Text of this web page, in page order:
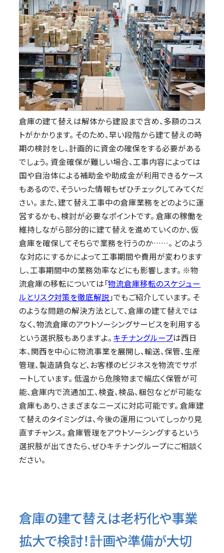
倉庫の建て替えは解体から建設まで含め、多額のコス
トがかかります。 そのため、早い段階から建て替えの時
期の検討をし、計画的に資金の確保をする必要がある
でしょう。 資金確保が難しい場合、工事内容によっては
国や自治体による補助金や助成金が利用できるケース
もあるので、そういった情報もぜひチェックしてみてくだ
さい。 また、建て替え工事中の倉庫業務をどのように運
営するかも、検討が必要なポイントです。 倉庫の稼働を
維持しながら部分的に建て替えを進めていくのか、仮
倉庫を確保してそちらで業務を行うのか……。 どのよう
な対応にするかによって工事期間や費用が変わります
し、工事期間中の業務効率などにも影響します。 ※物
流倉庫の移転については「物流倉庫移転のスケジュー
ルとリスク対策を徹底解説 」でもご紹介しています。 そ
のような問題の解決方法として、倉庫の建て替えでは
なく、物流倉庫のアウトソーシングサービスを利用する
という選択肢もありますよ。キチナングループは西日
本、関西を中心に物流事業を展開し、輸送、保管、生産
管理、製造請負など、お客様のビジネスを物流でサポ
ートしています。 低温から危険物まで幅広く保管が可
能、倉庫内で流通加工、検査、検品、梱包などが可能な
倉庫もあり、さまざまなニーズに対応可能です。 倉庫建
て替えのタイミングは、今後の運用についてしっかり見
直すチャンス。 倉庫管理をアウトソーシングするという
選択肢が出てきたら、ぜひキチナングループにご相談く
ださい。
倉庫の建て替えは老朽化や事業
拡大で検討！計画や準備が大切